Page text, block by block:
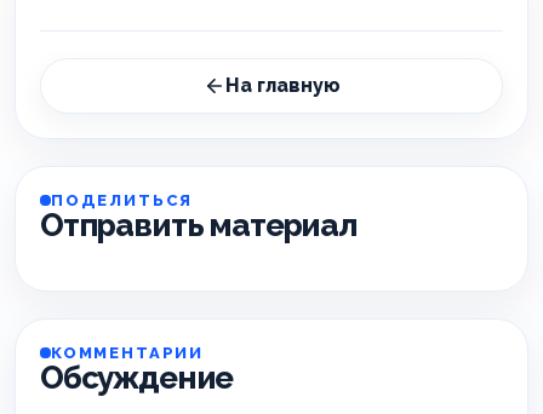
На главную
ПОДЕЛИТЬСЯ
Отправить материал
КОММЕНТАРИИ
Обсуждение